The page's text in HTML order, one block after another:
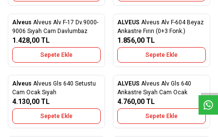
W
h
a
t
s
a
p
p
D
e
s
e
H
a
t
t
Favorilere Ekle
Alveus Alveus Alv F-17 Dv.9000-
9006 Sıyah Cam Davlumbaz
1.428,00 TL
Sepete Ekle
Favorilere Ekle
ALVEUS Alveus Alv F-604 Beyaz
Ankastre Fırın (0+3 Fonk.)
1.856,00 TL
Sepete Ekle
Favorilere Ekle
Alveus Alveus Gls 640 Setustu
Cam Ocak Sıyah
4.130,00 TL
Sepete Ekle
Favorilere Ekle
ALVEUS Alveus Alv Gls 640
Ankastre Sıyah Cam Ocak
4.760,00 TL
Sepete Ekle